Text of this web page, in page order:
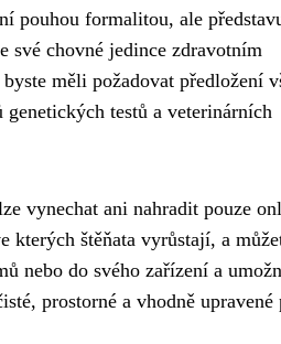
pouhou formalitou, ale
své chovné jedince zdravotním
měli požadovat předložení
testů a veterinárních
vynechat ani nahradit pouze
kterých štěňata vyrůstají, a
nebo do svého zařízení a
prostorné a vhodně upravené